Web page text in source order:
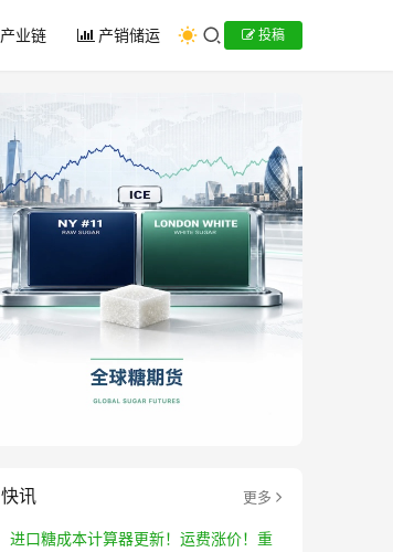
产业链 产销储运 投稿
快讯 更多
进口糖成本计算器更新！运费涨价！重